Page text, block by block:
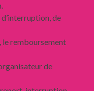
d’interruption, de
remboursement
de